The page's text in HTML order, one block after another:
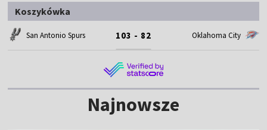
Koszykówka
San Antonio Spurs 103 - 82 Oklahoma City
Najnowsze